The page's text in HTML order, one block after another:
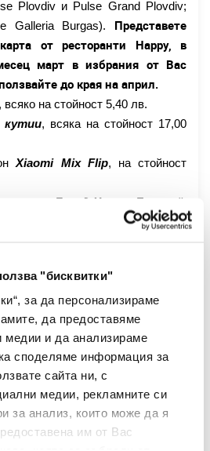
"бисквитки"
за да персонализираме
да предоставяме
медии и да анализираме
споделяме информация за
сайта ни, с
медии, рекламните си
за анализ, които може да я
им от Вас
Plovdiv и Pulse Grand Plovdiv;
Galleria Burgas). Представете
от ресторанти Happy, в
март в избрания от Вас
до края на април.
всяко на стойност 5,40 лв.
кутии, всяка на стойност 17,00
Xiaomi Mix Flip,
на стойност
в
„Гранд Хотел Банско“
600,00 лв., с валидност от
5000,00 лв.
на наградата срещу нейния
преддложение „седмо“, се
от „Експлория България“
. След спечелване на
предоставя данните за
туроператора, като от този
по осъществяване